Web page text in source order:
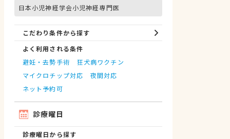
日本小児神経学会小児神経専門医
こだわり条件から探す
よく利用される条件
避妊・去勢手術
狂犬病ワクチン
マイクロチップ対応
夜間対応
ネット予約可
診療曜日
診療曜日から探す